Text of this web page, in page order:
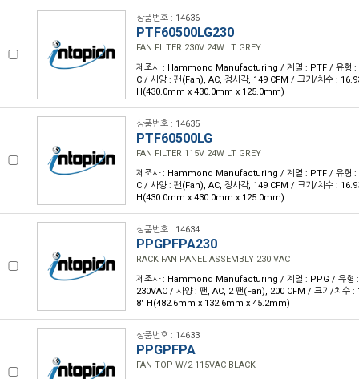
상품번호 : 14636
PTF60500LG230
FAN FILTER 230V 24W LT GREY
제조사 : Hammond Manufacturing / 계열 : PTF / 유형 :
C / 사양 : 팬(Fan), AC, 정사각, 149 CFM / 크기/치수 :
H(430.0mm x 430.0mm x 125.0mm)
상품번호 : 14635
PTF60500LG
FAN FILTER 115V 24W LT GREY
제조사 : Hammond Manufacturing / 계열 : PTF / 유형 :
C / 사양 : 팬(Fan), AC, 정사각, 149 CFM / 크기/치수 :
H(430.0mm x 430.0mm x 125.0mm)
상품번호 : 14634
PPGPFPA230
RACK FAN PANEL ASSEMBLY 230 VAC
제조사 : Hammond Manufacturing / 계열 : PPG / 유형 :
230VAC / 사양 : 팬, AC, 2 팬(Fan), 200 CFM / 크기/치수 :
8" H(482.6mm x 132.6mm x 45.2mm)
상품번호 : 14633
PPGPFPA
FAN TOP W/2 115VAC BLACK